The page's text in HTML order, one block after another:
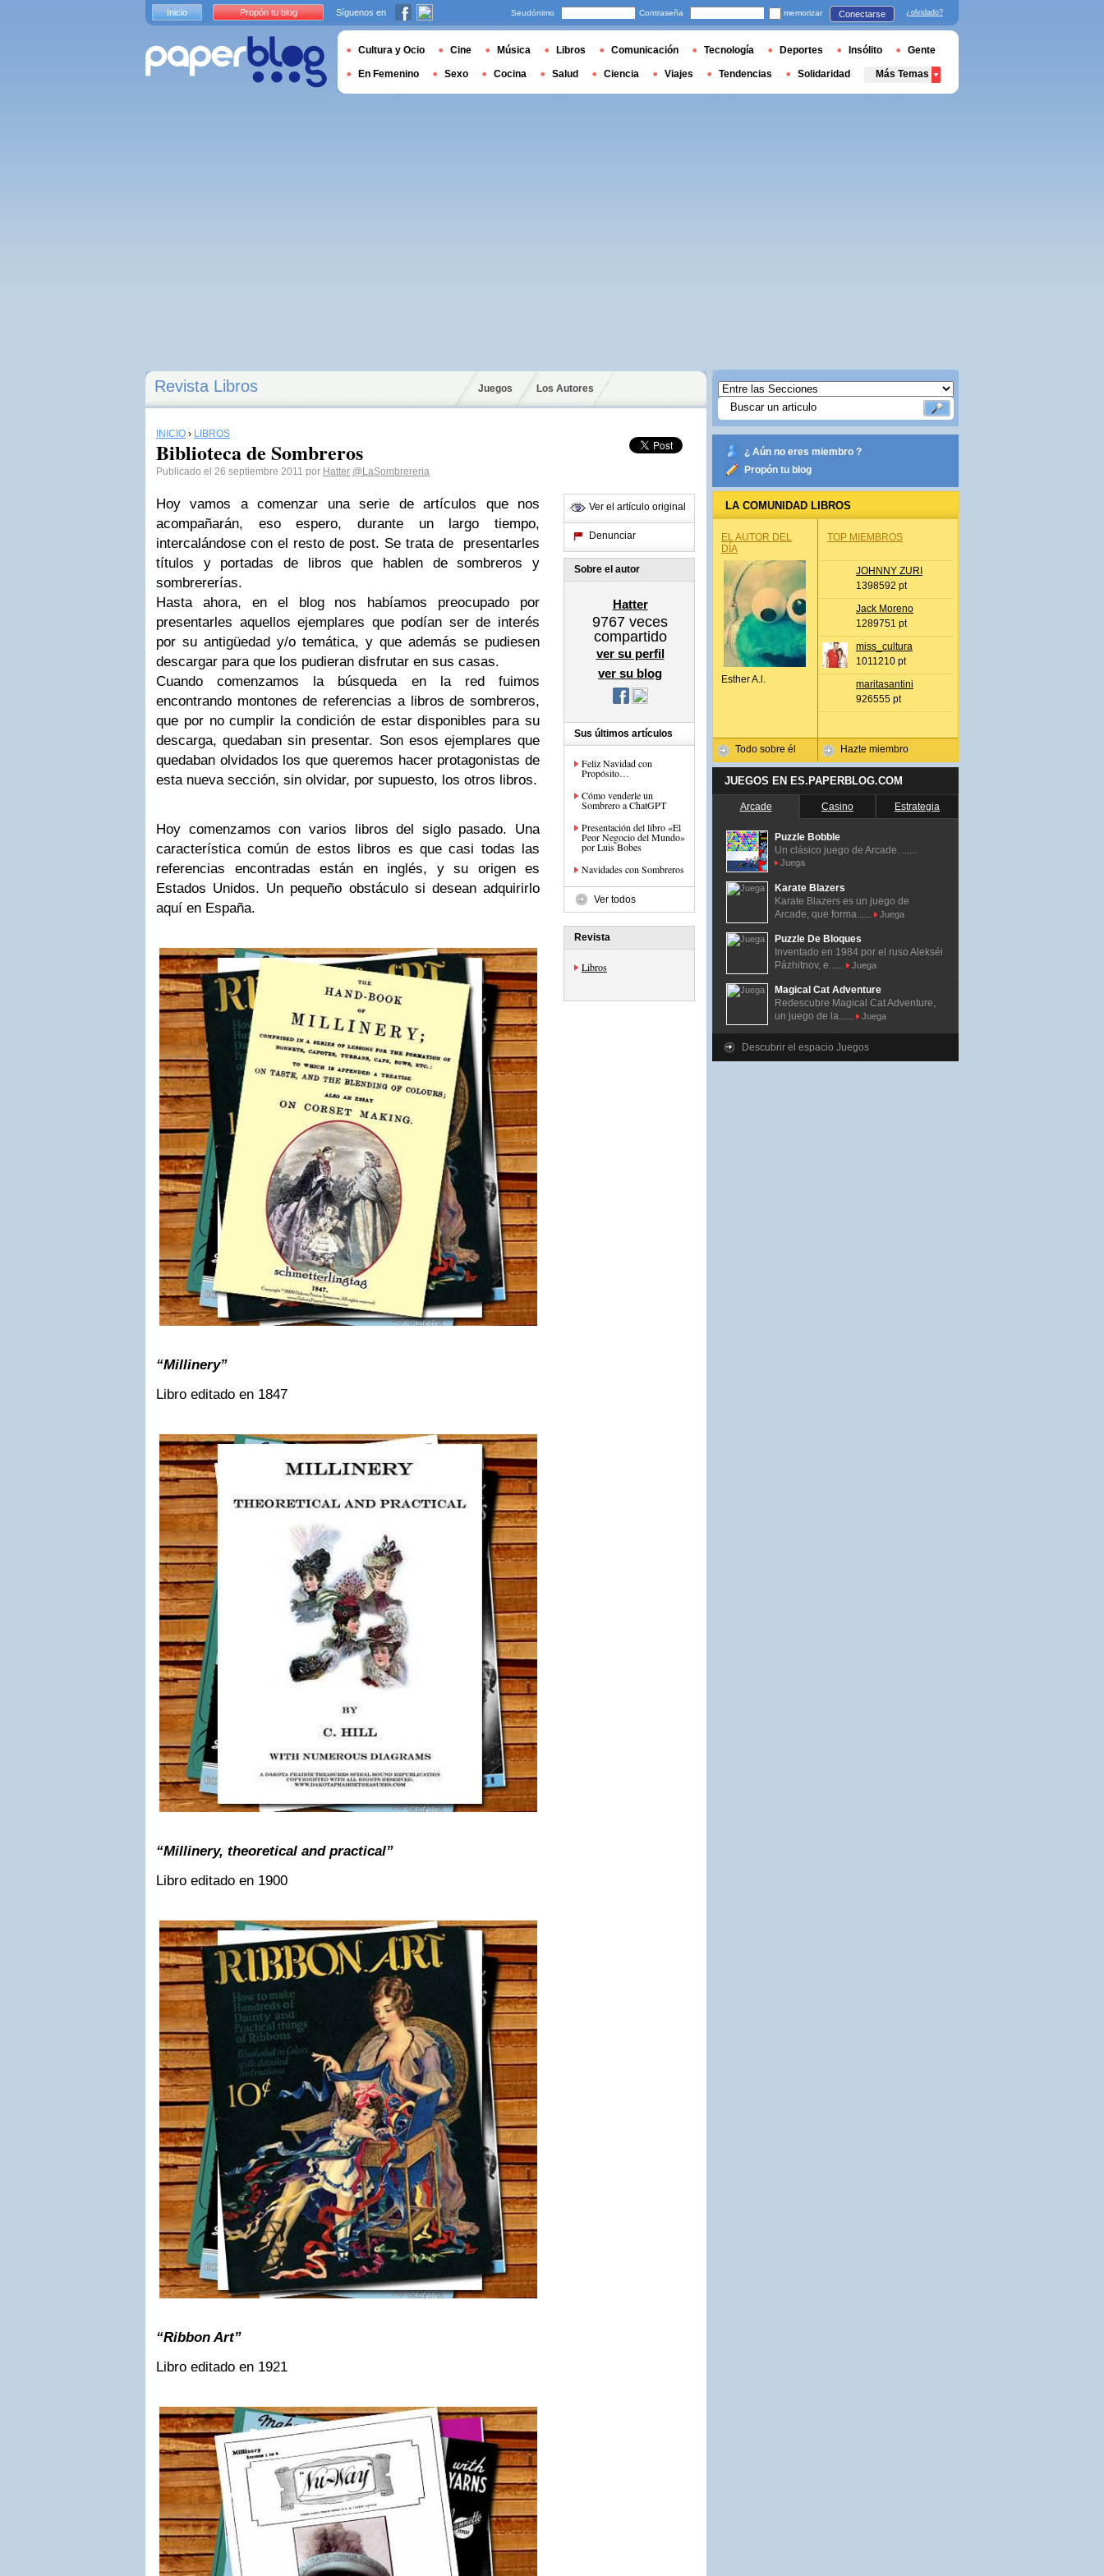
Revista Libros Juegos Los Autores
INICIO › LIBROS
Biblioteca de Sombreros
Publicado el 26 septiembre 2011 por Hatter @LaSombrereria
Hoy vamos a comenzar una serie de artículos que nos
acompañarán, eso espero, durante un largo tiempo,
intercalándose con el resto de post. Se trata de presentarles
títulos y portadas de libros que hablen de sombreros y
sombrererías.
Hasta ahora, en el blog nos habíamos preocupado por
presentarles aquellos ejemplares que podían ser de interés
por su antigüedad y/o temática, y que además se pudiesen
descargar para que los pudieran disfrutar en sus casas.
Cuando comenzamos la búsqueda en la red fuimos
encontrando montones de referencias a libros de sombreros,
que por no cumplir la condición de estar disponibles para su
descarga, quedaban sin presentar. Son esos ejemplares que
quedaban olvidados los que queremos hacer protagonistas de
esta nueva sección, sin olvidar, por supuesto, los otros libros.
Hoy comenzamos con varios libros del siglo pasado. Una
característica común de estos libros es que casi todas las
referencias encontradas están en inglés, y su origen es
Estados Unidos. Un pequeño obstáculo si desean adquirirlo
aquí en España.
“Millinery”
Libro editado en 1847
“Millinery, theoretical and practical”
Libro editado en 1900
“Ribbon Art”
Libro editado en 1921
Ver el artículo original
Denunciar
Sobre el autor
Hatter
9767 veces
compartido
ver su perfil
ver su blog
Sus últimos artículos
Feliz Navidad con
Propósito…
Cómo venderle un
Sombrero a ChatGPT
Presentación del libro «El
Peor Negocio del Mundo»
por Luis Bobes
Navidades con Sombreros
Ver todos
Revista
Libros
¿ Aún no eres miembro ?
Propón tu blog
LA COMUNIDAD LIBROS
EL AUTOR DEL
DÍA
Esther A.l.
Todo sobre él
TOP MIEMBROS
JOHNNY ZURI
1398592 pt
Jack Moreno
1289751 pt
miss_cultura
1011210 pt
maritasantini
926555 pt
Hazte miembro
JUEGOS EN ES.PAPERBLOG.COM
Arcade Casino Estrategia
Puzzle Bobble
Un clásico juego de Arcade. ......
Juega
Karate Blazers
Karate Blazers es un juego de
Arcade, que forma......
Juega
Puzzle De Bloques
Inventado en 1984 por el ruso Alekséi
Pázhitnov, e......
Juega
Magical Cat Adventure
Redescubre Magical Cat Adventure,
un juego de la......
Juega
Descubrir el espacio Juegos
Inicio Propón tu blog Síguenos en Seudónimo Contraseña memorizar Conectarse ¿olvidado?
Cultura y Ocio Cine Música Libros Comunicación Tecnología Deportes Insólito Gente
En Femenino Sexo Cocina Salud Ciencia Viajes Tendencias Solidaridad Más Temas